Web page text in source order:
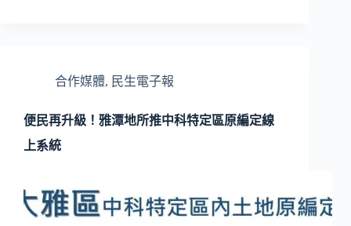
合作媒體, 民生電子報
便民再升級！雅潭地所推中科特定區原編定線
上系統